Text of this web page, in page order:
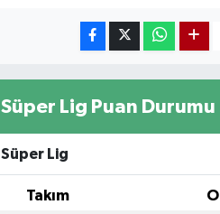
Süper Lig Puan Durumu
Süper Lig
Takım O